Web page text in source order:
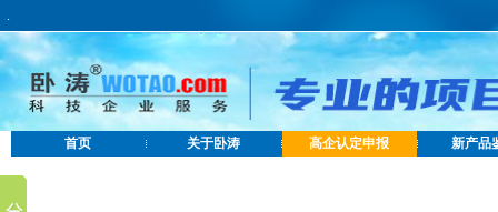
.
首页 关于卧涛 高企认定申报 新产品